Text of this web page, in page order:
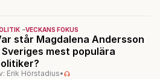
VECKANS FOKUS
står Magdalena Andersson
Sveriges mest populära
Erik Hörstadius•